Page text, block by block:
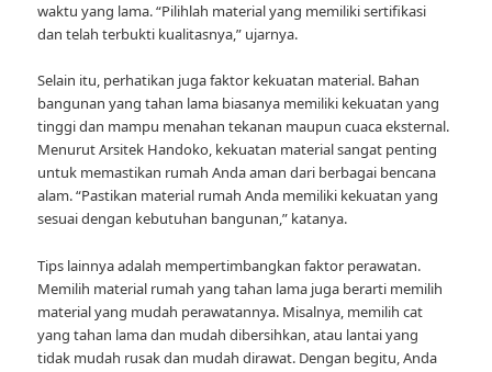
waktu yang lama. “Pilihlah material yang memiliki sertifikasi
dan telah terbukti kualitasnya,” ujarnya.
Selain itu, perhatikan juga faktor kekuatan material. Bahan
bangunan yang tahan lama biasanya memiliki kekuatan yang
tinggi dan mampu menahan tekanan maupun cuaca eksternal.
Menurut Arsitek Handoko, kekuatan material sangat penting
untuk memastikan rumah Anda aman dari berbagai bencana
alam. “Pastikan material rumah Anda memiliki kekuatan yang
sesuai dengan kebutuhan bangunan,” katanya.
Tips lainnya adalah mempertimbangkan faktor perawatan.
Memilih material rumah yang tahan lama juga berarti memilih
material yang mudah perawatannya. Misalnya, memilih cat
yang tahan lama dan mudah dibersihkan, atau lantai yang
tidak mudah rusak dan mudah dirawat. Dengan begitu, Anda